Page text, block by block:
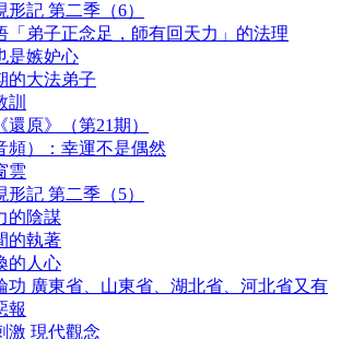
形記 第二季（6）
「弟子正念足，師有回天力」的法理
是嫉妒心
的大法弟子
原》（第21期）
頻）：幸運不是偶然
雲
形記 第二季（5）
的陰謀
的執著
的人心
功 廣東省、山東省、湖北省、河北省又有
報
激 現代觀念